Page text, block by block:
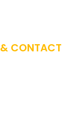
& CONTACT